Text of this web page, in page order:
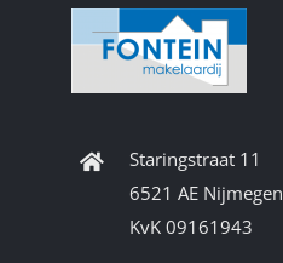
Staringstraat 11
6521 AE Nijmegen
KvK 09161943